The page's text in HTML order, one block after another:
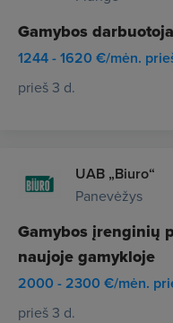
Gamybos
1244 - 1620 €/mėn.
prieš 3 d.
UAB „Biuro“
Panevėžys
Gamybos įrenginių
naujoje gamykloje
2000 - 2300 €/mėn.
prieš 3 d.